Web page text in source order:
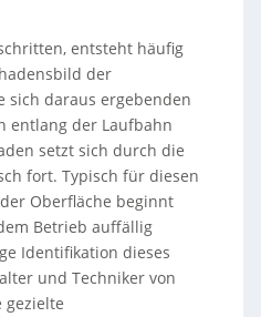
entsteht häufig
der
sich daraus ergebenden
entlang der Laufbahn
setzt sich durch die
fort. Typisch für diesen
Oberfläche beginnt
Betrieb auffällig
Identifikation dieses
und Techniker von
gezielte